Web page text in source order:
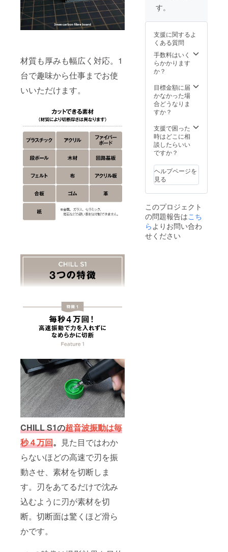
材質も厚みも幅広く対応。1
台で趣味から仕事までお使
いいただけます。
CHILL S1の超音波振動は毎
秒４万回。 見た目ではわか
らないほどの高速で刃を振
動させ、素材を切断しま
す。刃をあてるだけで沈み
込むように刃が素材を切
断。切断面は驚くほど滑ら
かです。
問合せ
くださ
い） ※
本リ
ターン
の金額
送料込
みの価
格で
格請求
書発行
事業者
登録番
号の記
載のあ
が必要
な場合
は、
セージ
にて実
行者に
直接お
くださ
い） ※
本リ
ターン
はすべ
て税・
送料込
みの価
状況、
使用部
材の供
給状
況、製
造工程
より出
荷時期
が遅れ
ます。
※適格
請求書
発行事
録番
号：あ
り （適
格請求
事業者
登録番
号の記
載のあ
るイン
予定価
下がる
可能性
もござ
いま
す。 ※
ン・仕
様は変
更にな
る可能
ざいま
す。ご
了承く
ださ
ご注文
状況、
使用部
材の供
況、製
造工程
上の都
合等に
より出
す。
支援に関するよ
くある質問
手数料はいく
らかかります
か？
目標金額に届
かなかった場
合どうなりま
すか？
支援で困った
時はどこに相
談したらいい
ですか？
ヘルプページを
見る
このプロジェクト
の問題報告はこち
らよりお問い合わ
せください